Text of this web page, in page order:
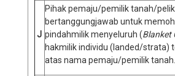
J
Pihak pemaju/pemilik tanah/
bertanggungjawab untuk
pindahmilik menyeluruh (Blanket
hakmilik individu (landed/strata)
atas nama pemaju/pemilik tanah.